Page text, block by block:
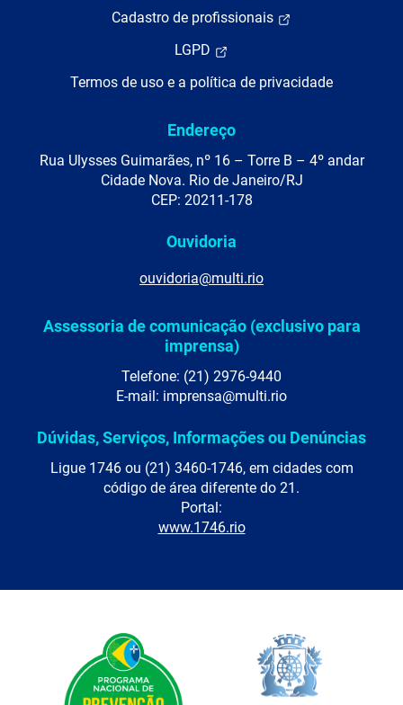
Cadastro de profissionais
LGPD
Termos de uso e a política de privacidade
Endereço
Rua Ulysses Guimarães, nº 16 – Torre B – 4º andar
Cidade Nova. Rio de Janeiro/RJ
CEP: 20211-178
Ouvidoria
ouvidoria@multi.rio
Assessoria de comunicação (exclusivo para
imprensa)
Telefone: (21) 2976-9440
E-mail: imprensa@multi.rio
Dúvidas, Serviços, Informações ou Denúncias
Ligue 1746 ou (21) 3460-1746, em cidades com
código de área diferente do 21.
Portal:
www.1746.rio